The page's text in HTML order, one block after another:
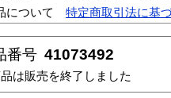
について
特定商取引法に基
番号 41073492
は販売を終了しました